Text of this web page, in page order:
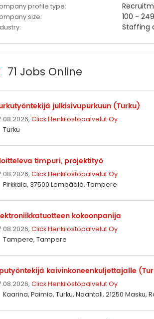
profile type:
size: 100 -
Staffing
71 Jobs Online
julkisivupurkuun (Turku)
Click Henkilöstöpalvelut Oy
Turku
timpuri, projektityö
Click Henkilöstöpalvelut Oy
Pirkkala, 37500 Lempäälä, Tampere
kokoonpanija
Click Henkilöstöpalvelut Oy
Tampere, Tampere
kaivinkoneenkuljettajalle
Click Henkilöstöpalvelut Oy
Kaarina, Paimio, Turku, Naantali, 21250 Masku,